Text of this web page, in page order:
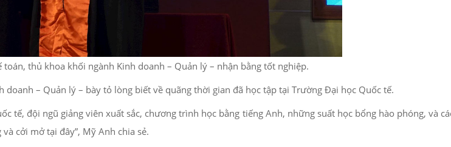
thủ khoa khối ngành Kinh doanh – Quản lý – nhận bằng tốt nghiệp.
– Quản lý – bày tỏ lòng biết về quãng thời gian đã học tập tại Trường Đại học Quốc tế.
tế, đội ngũ giảng viên xuất sắc, chương trình học bằng tiếng Anh, những suất học bổng hào phóng, và
cởi mở tại đây”, Mỹ Anh chia sẻ.